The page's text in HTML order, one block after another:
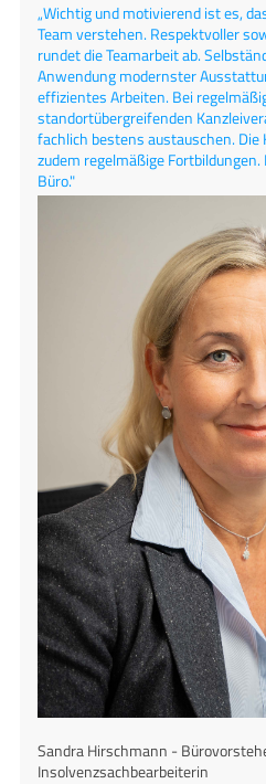
„Wichtig und motivierend ist es,
Team verstehen. Respektvoller
rundet die Teamarbeit ab.
Anwendung modernster
effizientes Arbeiten. Bei
standortübergreifenden
fachlich bestens austauschen. Die
zudem regelmäßige
Büro."
Sandra Hirschmann -
Insolvenzsachbearbeiterin